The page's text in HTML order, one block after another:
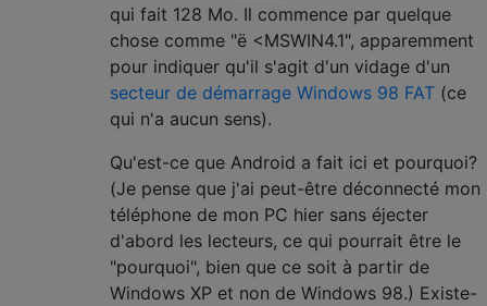
qui fait 128 Mo. Il commence par quelque
chose comme "ë <MSWIN4.1", apparemment
pour indiquer qu'il s'agit d'un vidage d'un
secteur de démarrage Windows 98 FAT (ce
qui n'a aucun sens).
Qu'est-ce que Android a fait ici et pourquoi?
(Je pense que j'ai peut-être déconnecté mon
téléphone de mon PC hier sans éjecter
d'abord les lecteurs, ce qui pourrait être le
"pourquoi", bien que ce soit à partir de
Windows XP et non de Windows 98.) Existe-